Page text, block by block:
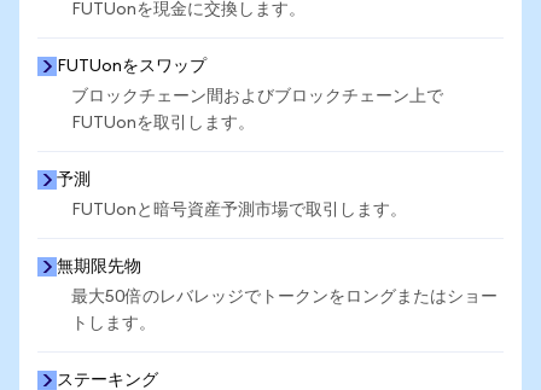
FUTUonを現金に交換します。
FUTUonをスワップ
ブロックチェーン間およびブロックチェーン上で
FUTUonを取引します。
予測
FUTUonと暗号資産予測市場で取引します。
無期限先物
最大50倍のレバレッジでトークンをロングまたはショー
トします。
ステーキング